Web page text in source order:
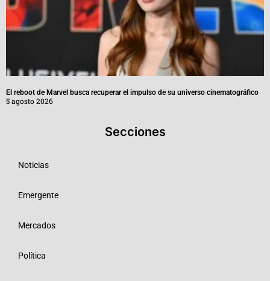
El reboot de Marvel busca recuperar el impulso de su universo cinematográfico
5 agosto 2026
Secciones
Noticias
Emergente
Mercados
Política